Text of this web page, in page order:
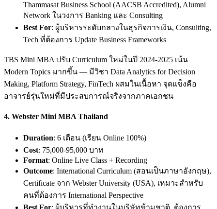
Thammasat Business School (AACSB Accredited), Alumni
Network ในวงการ Banking และ Consulting
Best For: ผู้บริหารระดับกลางในธุรกิจการเงิน, Consulting,
Tech ที่ต้องการ Update Business Frameworks
TBS Mini MBA ปรับ Curriculum ใหม่ในปี 2024-2025 เน้น
Modern Topics มากขึ้น — มีวิชา Data Analytics for Decision
Making, Platform Strategy, FinTech ผสมในเนื้อหา จุดแข็งคือ
อาจารย์รุ่นใหม่ที่มีประสบการณ์จริงจากภาคเอกชน
4. Webster Mini MBA Thailand
Duration: 6 เดือน (เรียน Online 100%)
Cost: 75,000-95,000 บาท
Format: Online Live Class + Recording
Outcome: International Curriculum (สอนเป็นภาษาอังกฤษ),
Certificate จาก Webster University (USA), เหมาะสำหรับ
คนที่ต้องการ International Perspective
Best For: ผู้บริหารที่ทำงานในบริษัทข้ามชาติ, ต้องการ